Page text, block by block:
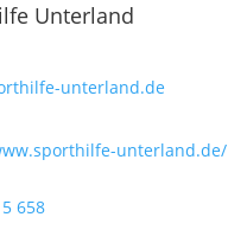
Unterland
unterland.de
unterland.de/
658